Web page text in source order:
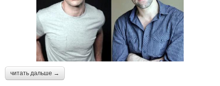
читать дальше →